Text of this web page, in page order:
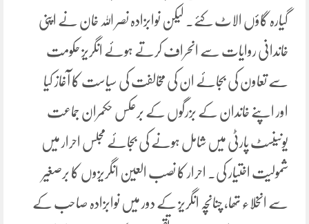
گیارہ گاؤں الاٹ کئے۔ لیکن نوابزادہ نصر اللہ خان نے اپنی
خاندانی روایات سے انحراف کرتے ہوئے انگریز حکومت
سے تعاون کی بجائے ان کی مخالفت کی سیاست کا آغاز کیا
اور اپنے خاندان کے بزرگوں کے برعکس حکمران جماعت
یونینسٹ پارٹی میں شامل ہونے کی بجائے مجلس احرار میں
شمولیت اختیار کی۔ احرار کا نصب العین انگریزوں کا برصغیر
سے انخلاء تھا، چنانچہ انگریز کے دور میں نوابزادہ صاحب کے